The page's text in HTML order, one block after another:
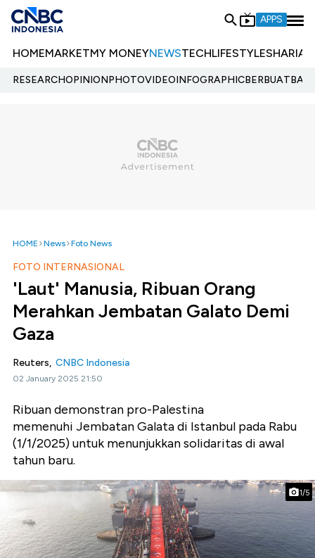
APPS
HOMEMARKETMY MONEYNEWSTECHLIFESTYLESHARIA
RESEARCHOPINIONPHOTOVIDEOINFOGRAPHIC
HOME News Foto News
FOTO INTERNASIONAL
'Laut' Manusia, Ribuan Orang
Merahkan Jembatan Galato Demi
Gaza
Reuters, CNBC Indonesia
02 January 2025 21:50
Ribuan demonstran pro-Palestina
memenuhi Jembatan Galata di Istanbul pada Rabu
(1/1/2025) untuk menunjukkan solidaritas di awal
tahun baru.
1/5